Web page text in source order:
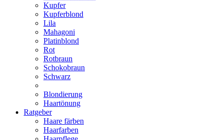
Kupfer
Kupferblond
Lila
Mahagoni
Platinblond
Rot
Rotbraun
Schokobraun
Schwarz
Blondierung
Haartönung
Ratgeber
Haare färben
Haarfarben